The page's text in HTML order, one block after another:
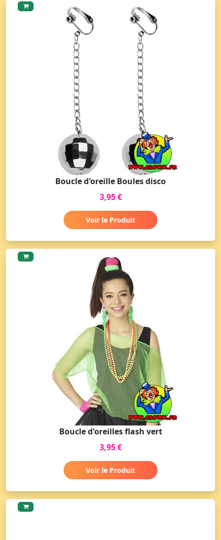
Boucle d'oreille Boules disco
3,95 €
Voir le Produit
Boucle d'oreilles flash vert
3,95 €
Voir le Produit